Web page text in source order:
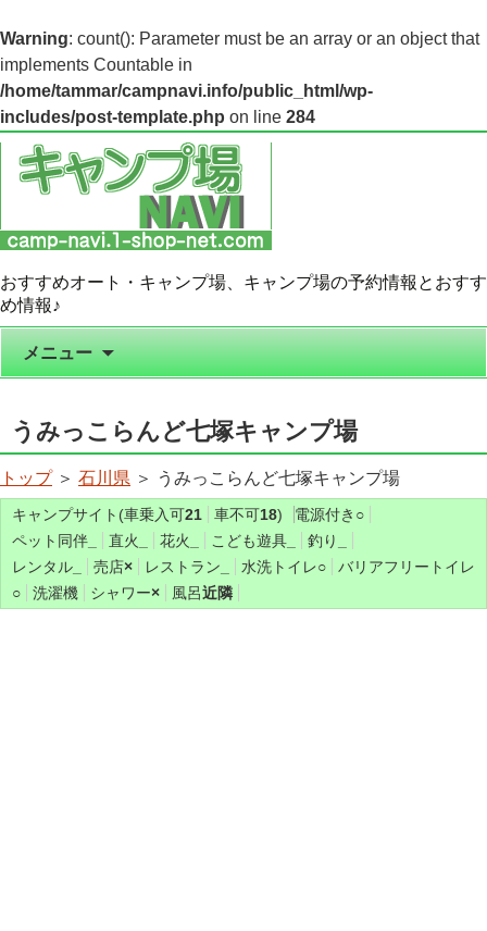
Warning: count(): Parameter must be an array or an object that
implements Countable in
/home/tammar/campnavi.info/public_html/wp-
includes/post-template.php on line 284
おすすめオート・キャンプ場、キャンプ場の予約情報とおすす
め情報♪
メニュー
うみっこらんど七塚キャンプ場
トップ＞ 石川県 ＞ うみっこらんど七塚キャンプ場
キャンプサイト(車乗入可21 車不可18) 電源付き ○
ペット同伴
直火 花火 こども遊具 釣り
レンタル
売店× レストラン 水洗トイレ○
バリアフリートイレ
○
洗濯機 シャワー× 風呂近隣